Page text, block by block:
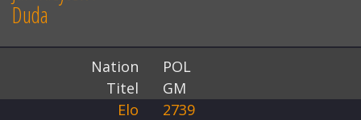
Duda
Nation
POL
Titel
GM
Elo
2739